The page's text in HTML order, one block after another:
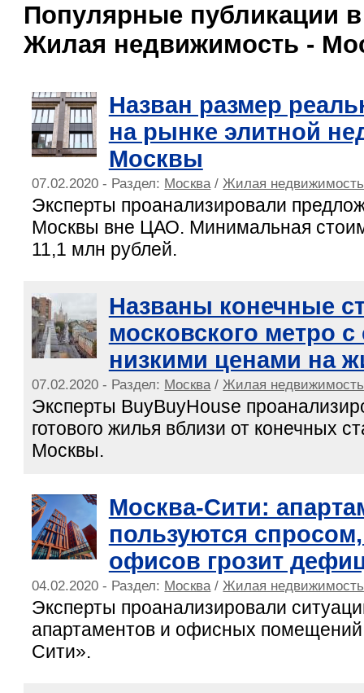
Популярные публикации
Жилая недвижимость -
Назван размер
на рынке элитной
Москвы
07.02.2020 - Раздел: Москва/Жилая недвижимость
Эксперты проанализировали
Москвы вне ЦАО. Минимальная
11,1 млн рублей.
Названы конечные
московского метро
низкими ценами на
07.02.2020 - Раздел: Москва/Жилая недвижимость
Эксперты BuyBuyHouse
готового жилья вблизи от конечных
Москвы.
Москва-Сити:
пользуются
офисов грозит
04.02.2020 - Раздел: Москва/Жилая недвижимость
Эксперты проанализировали
апартаментов и офисных
Сити».